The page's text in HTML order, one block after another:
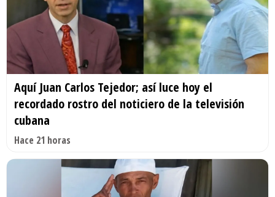
Aquí Juan Carlos Tejedor; así luce hoy el
recordado rostro del noticiero de la televisión
cubana
Hace 21 horas